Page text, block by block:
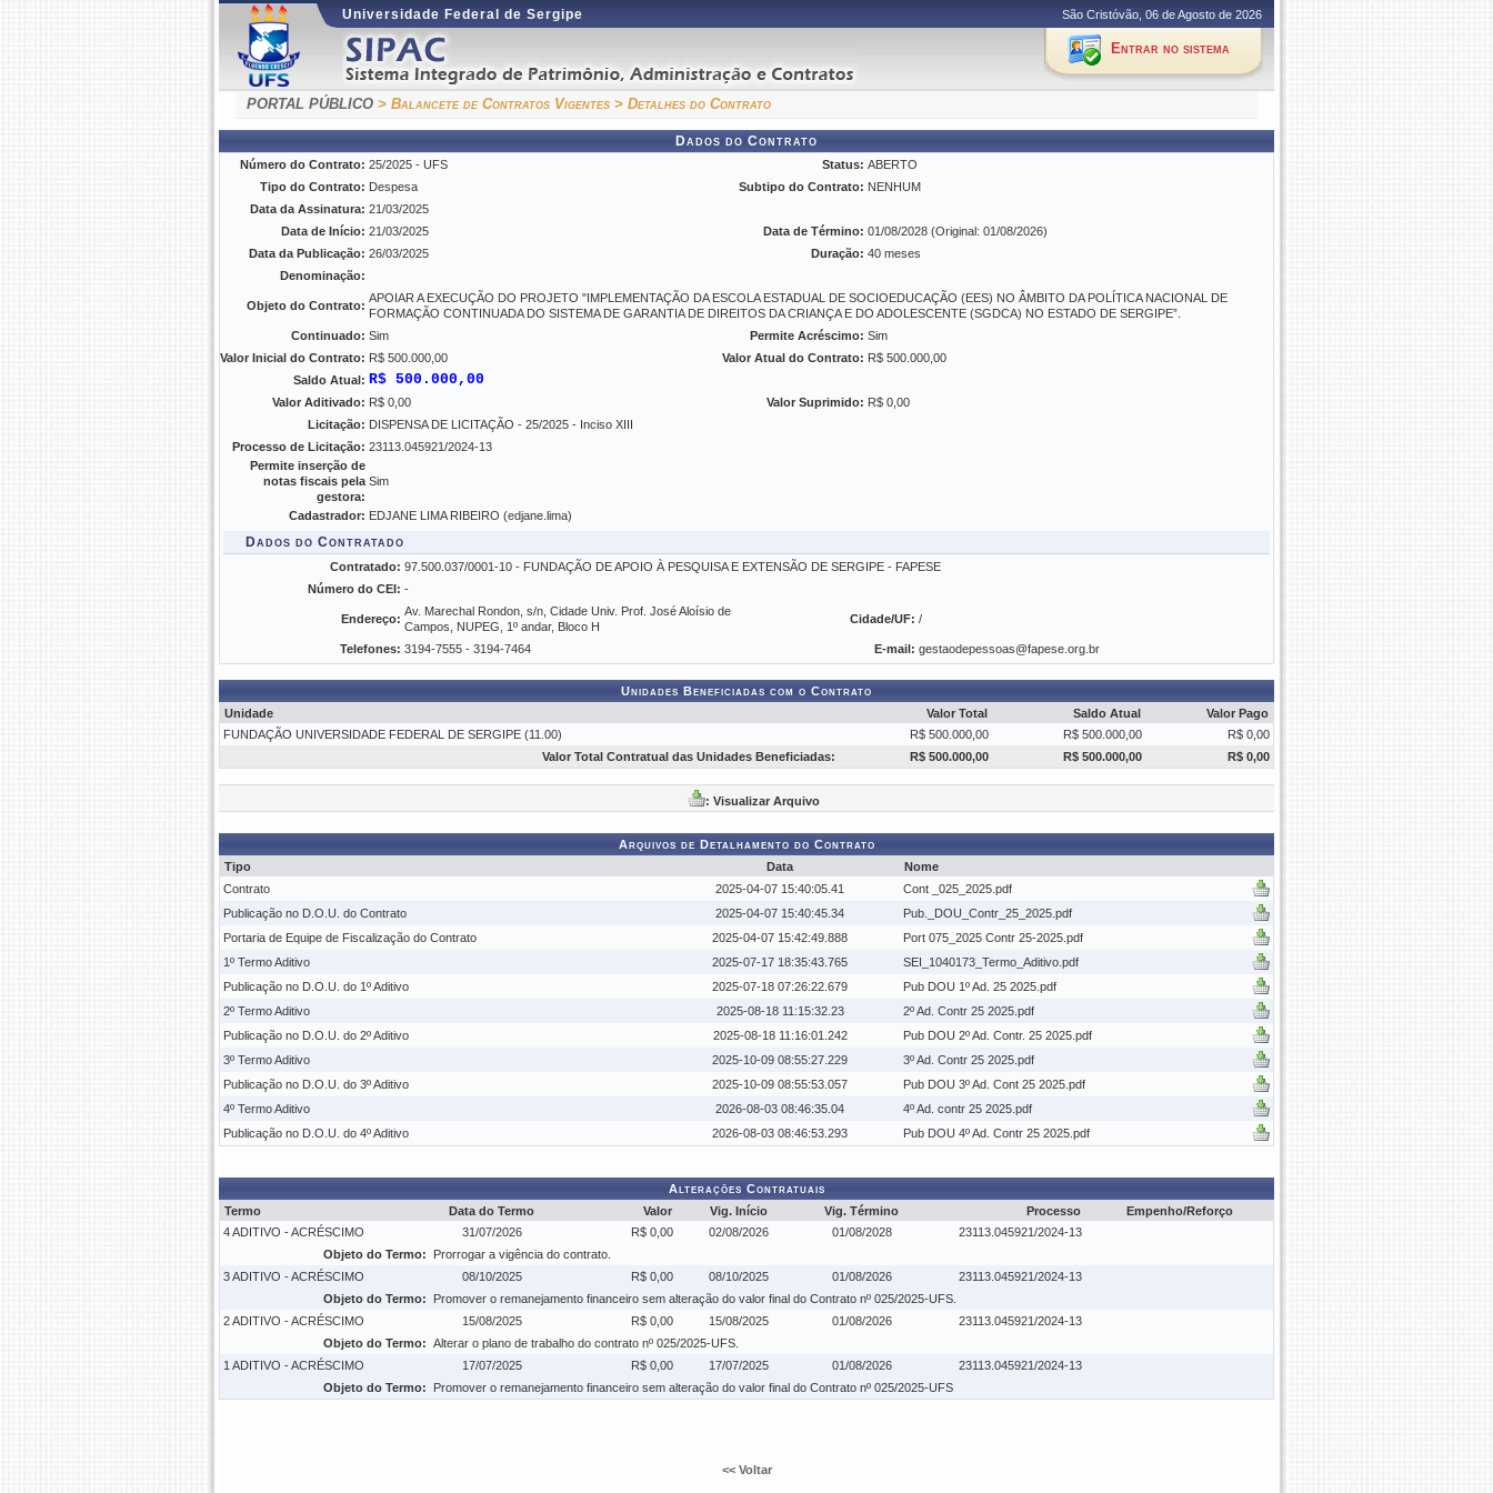
Universidade Federal de Sergipe São Cristóvão, 06 de Agosto de 2026
Entrar no sistema
PORTAL PÚBLICO > Balancete de Contratos Vigentes > Detalhes do Contrato
Dados do Contrato
Número do Contrato: 25/2025 - UFS Status: ABERTO
Tipo do Contrato: Despesa Subtipo do Contrato: NENHUM
Data da Assinatura: 21/03/2025
Data de Início: 21/03/2025 Data de Término: 01/08/2028 (Original: 01/08/2026)
Data da Publicação: 26/03/2025 Duração: 40 meses
Denominação:
Objeto do Contrato:
APOIAR A EXECUÇÃO DO PROJETO "IMPLEMENTAÇÃO DA ESCOLA ESTADUAL DE SOCIOEDUCAÇÃO (EES) NO ÂMBITO DA POLÍTICA NACIONAL DE
FORMAÇÃO CONTINUADA DO SISTEMA DE GARANTIA DE DIREITOS DA CRIANÇA E DO ADOLESCENTE (SGDCA) NO ESTADO DE SERGIPE”.
Continuado: Sim Permite Acréscimo: Sim
Valor Inicial do Contrato: R$ 500.000,00 Valor Atual do Contrato: R$ 500.000,00
Saldo Atual: R$ 500.000,00
Valor Aditivado: R$ 0,00 Valor Suprimido: R$ 0,00
Licitação: DISPENSA DE LICITAÇÃO - 25/2025 - Inciso XIII
Processo de Licitação: 23113.045921/2024-13
Permite inserção de
notas fiscais pela
gestora:
Sim
Cadastrador: EDJANE LIMA RIBEIRO (edjane.lima)
Dados do Contratado
Contratado: 97.500.037/0001-10 - FUNDAÇÃO DE APOIO À PESQUISA E EXTENSÃO DE SERGIPE - FAPESE
Número do CEI: -
Endereço:
Av. Marechal Rondon, s/n, Cidade Univ. Prof. José Aloísio de
Campos, NUPEG, 1º andar, Bloco H
Cidade/UF: /
Telefones: 3194-7555 - 3194-7464 E-mail: gestaodepessoas@fapese.org.br
Unidades Beneficiadas com o Contrato
Unidade
Valor Total Saldo Atual
Valor Pago
FUNDAÇÃO UNIVERSIDADE FEDERAL DE SERGIPE (11.00)
R$ 500.000,00 R$ 500.000,00
R$ 0,00
Valor Total Contratual das Unidades Beneficiadas:
R$ 500.000,00 R$ 500.000,00 R$ 0,00
: Visualizar Arquivo
Arquivos de Detalhamento do Contrato
Tipo
Data
Nome
Contrato
2025-04-07 15:40:05.41
Cont _025_2025.pdf
Publicação no D.O.U. do Contrato
2025-04-07 15:40:45.34
Pub._DOU_Contr_25_2025.pdf
Portaria de Equipe de Fiscalização do Contrato
2025-04-07 15:42:49.888
Port 075_2025 Contr 25-2025.pdf
1º Termo Aditivo
2025-07-17 18:35:43.765
SEI_1040173_Termo_Aditivo.pdf
Publicação no D.O.U. do 1º Aditivo
2025-07-18 07:26:22.679
Pub DOU 1º Ad. 25 2025.pdf
2º Termo Aditivo
2025-08-18 11:15:32.23
2º Ad. Contr 25 2025.pdf
Publicação no D.O.U. do 2º Aditivo
2025-08-18 11:16:01.242
Pub DOU 2º Ad. Contr. 25 2025.pdf
3º Termo Aditivo
2025-10-09 08:55:27.229
3º Ad. Contr 25 2025.pdf
Publicação no D.O.U. do 3º Aditivo
2025-10-09 08:55:53.057
Pub DOU 3º Ad. Cont 25 2025.pdf
4º Termo Aditivo
2026-08-03 08:46:35.04
4º Ad. contr 25 2025.pdf
Publicação no D.O.U. do 4º Aditivo
2026-08-03 08:46:53.293 Pub DOU 4º Ad. Contr 25 2025.pdf
Alterações Contratuais
Termo
Data do Termo Valor Vig. Início Vig. Término Processo
Empenho/Reforço
4 ADITIVO - ACRÉSCIMO
31/07/2026 R$ 0,00 02/08/2026 01/08/2028
23113.045921/2024-13
Objeto do Termo:
Prorrogar a vigência do contrato.
3 ADITIVO - ACRÉSCIMO
08/10/2025 R$ 0,00 08/10/2025 01/08/2026
23113.045921/2024-13
Objeto do Termo:
Promover o remanejamento financeiro sem alteração do valor final do Contrato nº 025/2025-UFS.
2 ADITIVO - ACRÉSCIMO
15/08/2025 R$ 0,00 15/08/2025 01/08/2026
23113.045921/2024-13
Objeto do Termo: Alterar o plano de trabalho do contrato nº 025/2025-UFS.
1 ADITIVO - ACRÉSCIMO
17/07/2025 R$ 0,00 17/07/2025 01/08/2026
23113.045921/2024-13
Objeto do Termo:
Promover o remanejamento financeiro sem alteração do valor final do Contrato nº 025/2025-UFS
<< Voltar